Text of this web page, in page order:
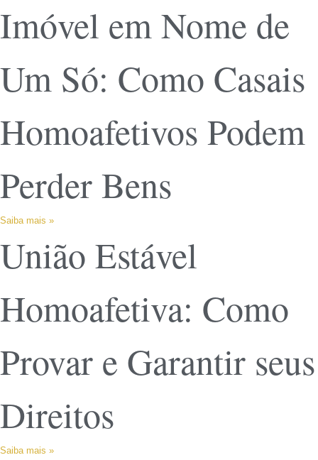
Imóvel em Nome de
Um Só: Como Casais
Homoafetivos Podem
Perder Bens
Saiba mais »
União Estável
Homoafetiva: Como
Provar e Garantir seus
Direitos
Saiba mais »